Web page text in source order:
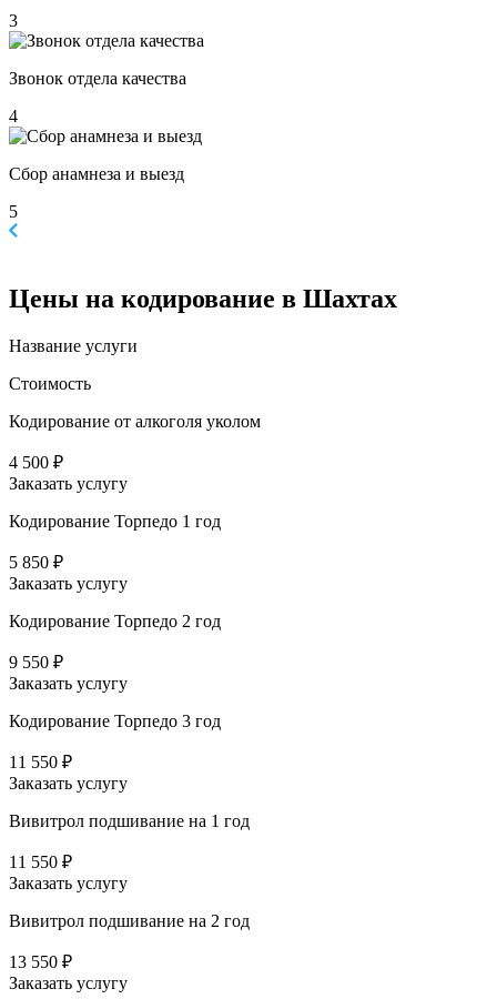
3
Звонок отдела качества
4
Сбор анамнеза и выезд
5
Цены на кодирование в Шахтах
Название услуги
Стоимость
Кодирование от алкоголя уколом
4 500 ₽
Заказать услугу
Кодирование Торпедо 1 год
5 850 ₽
Заказать услугу
Кодирование Торпедо 2 год
9 550 ₽
Заказать услугу
Кодирование Торпедо 3 год
11 550 ₽
Заказать услугу
Вивитрол подшивание на 1 год
11 550 ₽
Заказать услугу
Вивитрол подшивание на 2 год
13 550 ₽
Заказать услугу